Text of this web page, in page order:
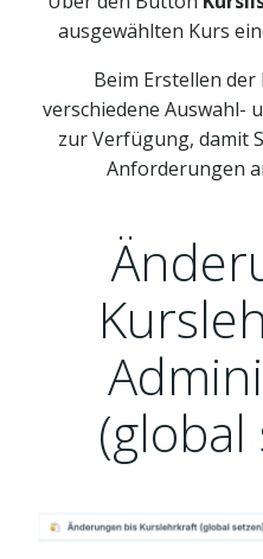
ausgewählten Kurs
Beim Erstellen
verschiedene Auswahl-
zur Verfügung, damit
Anforderungen